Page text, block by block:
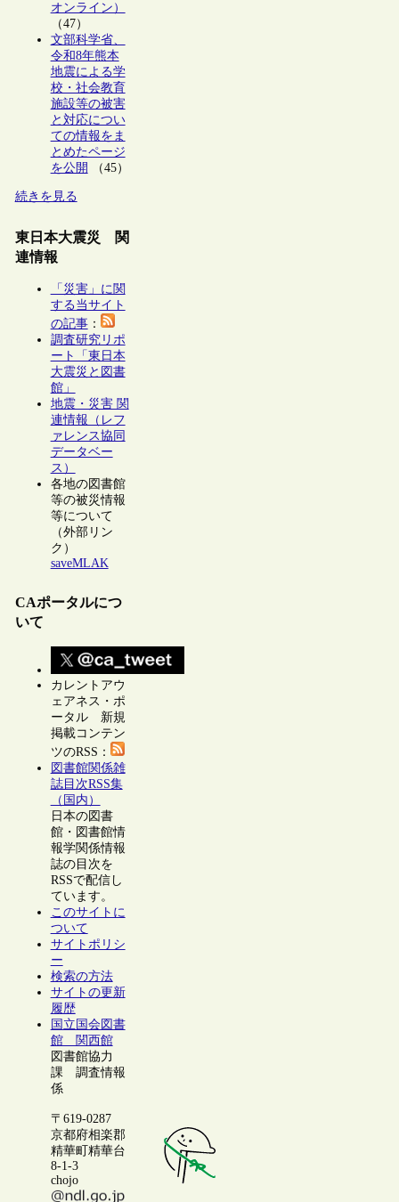
オンライン）
（47）
文部科学省、
令和8年熊本
地震による学
校・社会教育
施設等の被害
と対応につい
ての情報をま
とめたページ
を公開
（45）
続きを見る
東日本大震災 関
連情報
「災害」に関
する当サイト
の記事：
調査研究リポ
ート「東日本
大震災と図書
館」
地震・災害 関
連情報（レフ
ァレンス協同
データベー
ス）
各地の図書館
等の被災情報
等について
（外部リン
ク）
saveMLAK
CAポータルにつ
いて
カレントアウ
ェアネス・ポ
ータル 新規
掲載コンテン
ツのRSS：
図書館関係雑
誌目次RSS集
（国内）
日本の図書
館・図書館情
報学関係情報
誌の目次を
RSSで配信し
ています。
このサイトに
ついて
サイトポリシ
ー
検索の方法
サイトの更新
履歴
国立国会図書
館 関西館
図書館協力
課 調査情報
係
〒619-0287
京都府相楽郡
精華町精華台
8-1-3
chojo